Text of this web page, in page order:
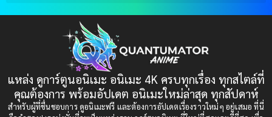
Bondage (ทาส)(1)
(1)
Censored (เซ็นเซอร์)(19)
Comedy (ตลก)(235)
1997
1993
1991
1989
1988
1987
1985
แหล่ง ดูการ์ตูนอนิเมะ อนิเมะ 4K ครบทุกเรื่อง ทุกสไตล์ที่
คุณต้องการ พร้อมอัปเดต อนิเมะใหม่ล่าสุด ทุกสัปดาห์
สำหรับผู้ที่ชื่นชอบการ ดูอนิเมะฟรี และต้องการอัปเดตเรื่องราวใหม่ๆ อยู่เสมอ ที่นี่